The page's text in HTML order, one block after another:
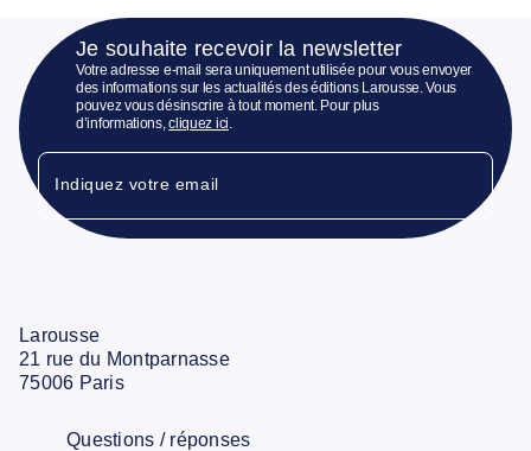
Je souhaite recevoir la newsletter
Votre adresse e-mail sera uniquement utilisée pour vous envoyer
des informations sur les actualités des éditions Larousse. Vous
pouvez vous désinscrire à tout moment. Pour plus
d’informations,cliquez ici
Indiquez votre email
Larousse
21 rue du Montparnasse
75006 Paris
Questions / réponses